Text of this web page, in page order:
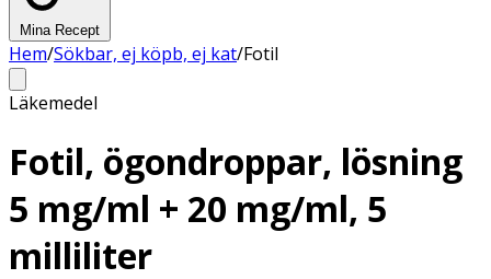
Mina Recept
Hem/Sökbar, ej köpb, ej kat/Fotil
Läkemedel
Fotil, ögondroppar, lösning
5 mg/ml + 20 mg/ml, 5
milliliter